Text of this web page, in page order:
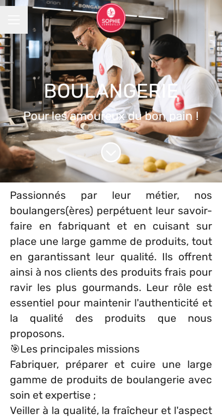
MENU CARRIÈRE
BOULANGERIE
Pour les amoureux du bon pain !
Faire défiler jusqu'au contenu
Passionnés par leur métier, nos
boulangers(ères) perpétuent leur savoir-
faire en fabriquant et en cuisant sur
place une large gamme de produits, tout
en garantissant leur qualité. Ils offrent
ainsi à nos clients des produits frais pour
ravir les plus gourmands. Leur rôle est
essentiel pour maintenir l'authenticité et
la qualité des produits que nous
proposons.
🎯Les principales missions
Fabriquer, préparer et cuire une large
gamme de produits de boulangerie avec
soin et expertise ;
Veiller à la qualité, la fraîcheur et l'aspect